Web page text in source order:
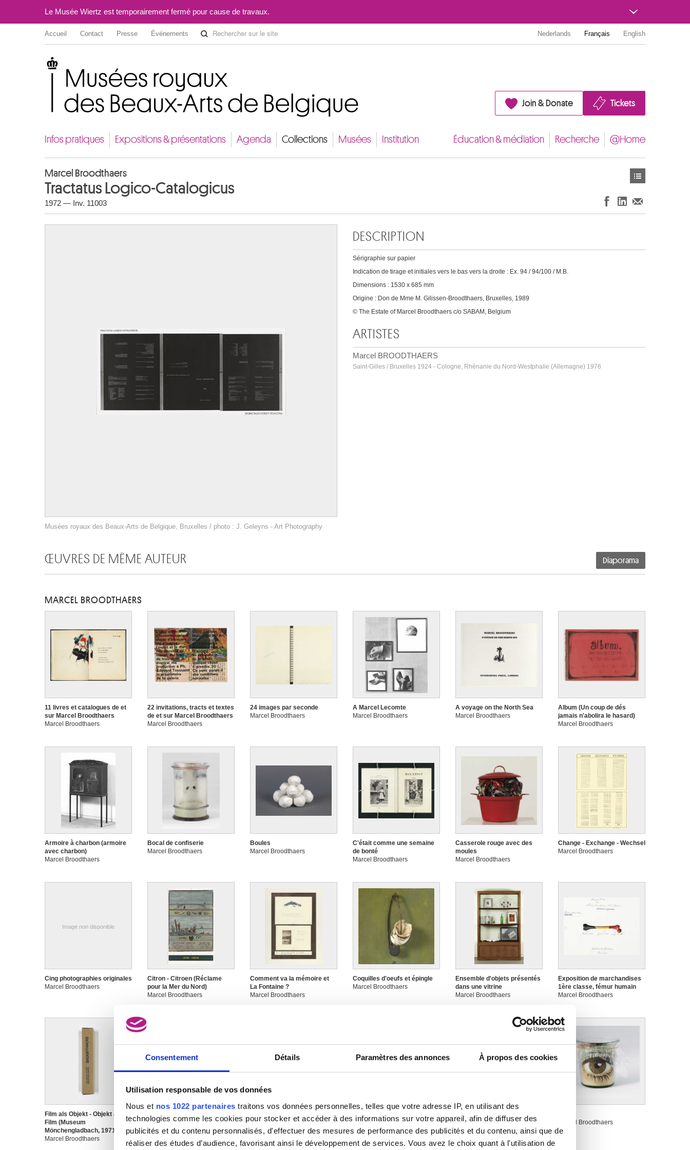
Consentement Détails Paramètres des annonces À propos des cookies
Utilisation responsable de vos données
Nous et nos 1022 partenaires traitons vos données personnelles, telles que votre adresse IP, en utilisant des
technologies comme les cookies pour stocker et accéder à des informations sur votre appareil, afin de diffuser des
publicités et du contenu personnalisés, d'effectuer des mesures de performance des publicités et du contenu, ainsi que de
réaliser des études d’audience, favorisant ainsi le développement de services. Vous avez le choix quant à l'utilisation de
Le Musée Wiertz est temporairement fermé pour cause de travaux.
Accueil Contact Presse Événements Nederlands Français English
Join & Donate Tickets
Infos pratiques Expositions & présentations Agenda Collections Musées Institution Éducation & médiation Recherche @Home
Marcel Broodthaers
Tractatus Logico-Catalogicus
1972 — Inv. 11003
Musées royaux des Beaux-Arts de Belgique, Bruxelles / photo : J. Geleyns - Art Photography
DESCRIPTION
Sérigraphie sur papier
Indication de tirage et initiales vers le bas vers la droite : Ex. 94 / 94/100 / M.B.
Dimensions : 1530 x 685 mm
Origine : Don de Mme M. Gilissen-Broodthaers, Bruxelles, 1989
© The Estate of Marcel Broodthaers c/o SABAM, Belgium
ARTISTES
Marcel BROODTHAERS
Saint-Gilles / Bruxelles 1924 - Cologne, Rhénanie du Nord-Westphalie (Allemagne) 1976
ŒUVRES DE MÊME AUTEUR Diaporama
MARCEL BROODTHAERS
11 livres et catalogues de et
sur Marcel Broodthaers
Marcel Broodthaers
22 invitations, tracts et textes
de et sur Marcel Broodthaers
Marcel Broodthaers
24 images par seconde
Marcel Broodthaers
A Marcel Lecomte
Marcel Broodthaers
A voyage on the North Sea
Marcel Broodthaers
Album (Un coup de dés
jamais n'abolira le hasard)
Marcel Broodthaers
Armoire à charbon (armoire
avec charbon)
Marcel Broodthaers
Bocal de confiserie
Marcel Broodthaers
Boules
Marcel Broodthaers
C'était comme une semaine
de bonté
Marcel Broodthaers
Casserole rouge avec des
moules
Marcel Broodthaers
Change - Exchange - Wechsel
Marcel Broodthaers
Image non disponible
Cing photographies originales
Marcel Broodthaers
Citron - Citroen (Réclame
pour la Mer du Nord)
Marcel Broodthaers
Comment va la mémoire et
La Fontaine ?
Marcel Broodthaers
Coquilles d'oeufs et épingle
Marcel Broodthaers
Ensemble d'objets présentés
dans une vitrine
Marcel Broodthaers
Exposition de marchandises
1ère classe, fémur humain
Marcel Broodthaers
Film als Objekt - Objekt als
Film (Museum
Mönchengladbach, 1971)
Marcel Broodthaers
Fourchette
Marcel Broodthaers
Fumer - Boire - Copier -
Parler - Ecrire - Peindre -
Filmer. Série en langue
française (Série de neuf
peintures sur un sujet
Gedicht - Poem - Poème
Marcel Broodthaers
Je pense que l'académie est
une bonne chose
Marcel Broodthaers
Marcel Broodthaers